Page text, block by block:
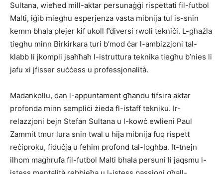
Sultana, wieħed mill-aktar persunaġġi rispettati fil-futbol
Malti, iġib miegħu esperjenza vasta mibnija tul is-snin
kemm bħala plejer kif ukoll f’diversi rwoli tekniċi. L-għażla
tiegħu minn Birkirkara turi b’mod ċar l-ambizzjoni tal-
klabb li jkompli jsaħħaħ l-istruttura teknika tiegħu b’nies li
jafu xi jfisser suċċess u professjonalità.
Madankollu, dan l-appuntament għandu tifsira aktar
profonda minn sempliċi żieda fl-istaff tekniku. Ir-
relazzjoni bejn Stefan Sultana u l-kowċ ewlieni Paul
Zammit tmur lura snin twal u hija mibnija fuq rispett
reċiproku, fiduċja u fehim profond tal-logħba. It-tnejn
ilhom magħrufa fil-futbol Malti bħala persuni li jaqsmu l-